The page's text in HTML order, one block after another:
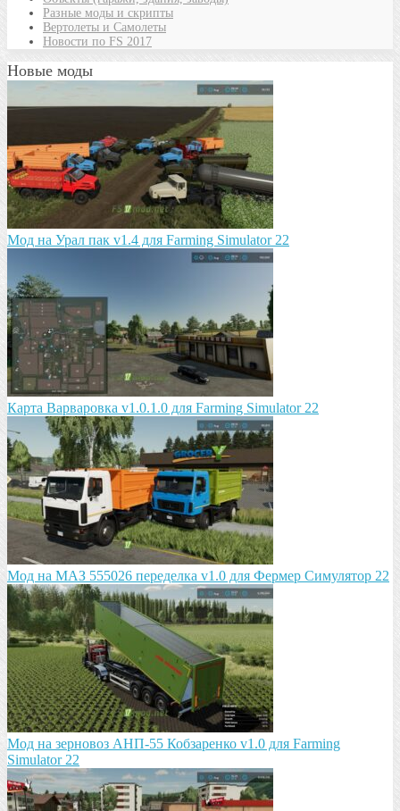
Разные моды и скрипты
Вертолеты и Самолеты
Новости по FS 2017
Новые моды
Мод на Урал пак v1.4 для Farming Simulator 22
Карта Варваровка v1.0.1.0 для Farming Simulator 22
Мод на МАЗ 555026 пeрeдeлка v1.0 для Фермер Симулятор 22
Мод на зeрновоз АНП-55 Кобзарeнко v1.0 для Farming
Simulator 22